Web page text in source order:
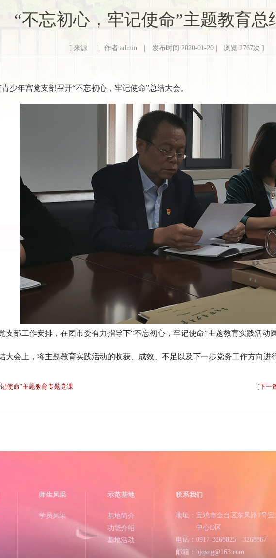
“不忘初心，牢记使命”主题教育总
[ 来源: | 作者:admin | 发布时间:2020-01-20 | 浏览:2767次 ]
少年宫党支部召开“不忘初心，牢记使命”总结大会。
支部工作安排，在团市委有力指导下“不忘初心，牢记使命”主题教育实践活动
大会上，将主题教育实践活动的收获、成效、不足以及下一步党务工作方向进
使命”主题教育专题党课 [下一
师生风采
学员风采
示范基地
基地简介
功能介绍
基地活动
联系我们
地址：宝鸡市金台区东风路1号
中心D区
电话：0917-3268825 3268867
邮箱：bjqsng@163.com